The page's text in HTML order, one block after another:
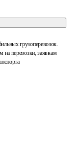
грузоперевозок.
на перевозки, заявкам